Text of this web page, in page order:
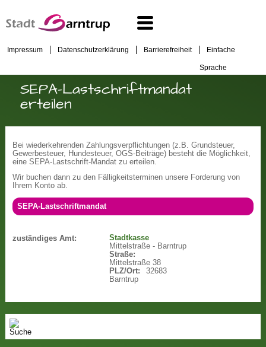
Impressum Datenschutzerklärung Barrierefreiheit Einfache
Sprache
SEPA-Lastschriftmandat
erteilen
Bei wiederkehrenden Zahlungsverpflichtungen (z.B. Grundsteuer,
Gewerbesteuer, Hundesteuer, OGS-Beiträge) besteht die Möglichkeit,
eine SEPA-Lastschrift-Mandat zu erteilen.
Wir buchen dann zu den Fälligkeitsterminen unsere Forderung von
Ihrem Konto ab.
SEPA-Lastschriftmandat
zuständiges Amt:
Stadtkasse
Mittelstraße - Barntrup
Straße:
Mittelstraße 38
PLZ/Ort:
32683
Barntrup